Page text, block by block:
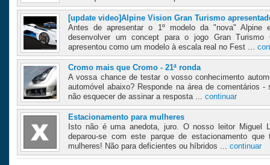
[update video]Alpine Vision Gran Turismo
Antes de apresentar o 1º modelo da "nova" Alpine
desenvolver um concept para o jogo Gran
apresentou como um modelo à escala real no Fest ...
Cromo mais que Cromo - 21ª ronda
A vossa chance de testar o vosso conhecimento
automóvel abaixo? Responde na área de comentários -
não esquecer de assinar a resposta ... continuar
Estacionamento para mulheres
Isto não é uma anedota, juro. O nosso leitor Miguel
deparou-se com este parque de estacionamento que
mulheres! Não para deficientes ou híbridos ... continuar